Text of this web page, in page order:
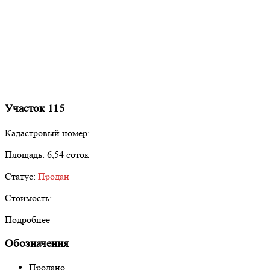
Участок 115
Кадастровый номер:
Площадь: 6,54 соток
Статус: Продан
Стоимость:
Подробнее
Обозначения
Продано